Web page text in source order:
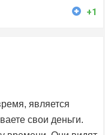
+1
является
свои деньги.